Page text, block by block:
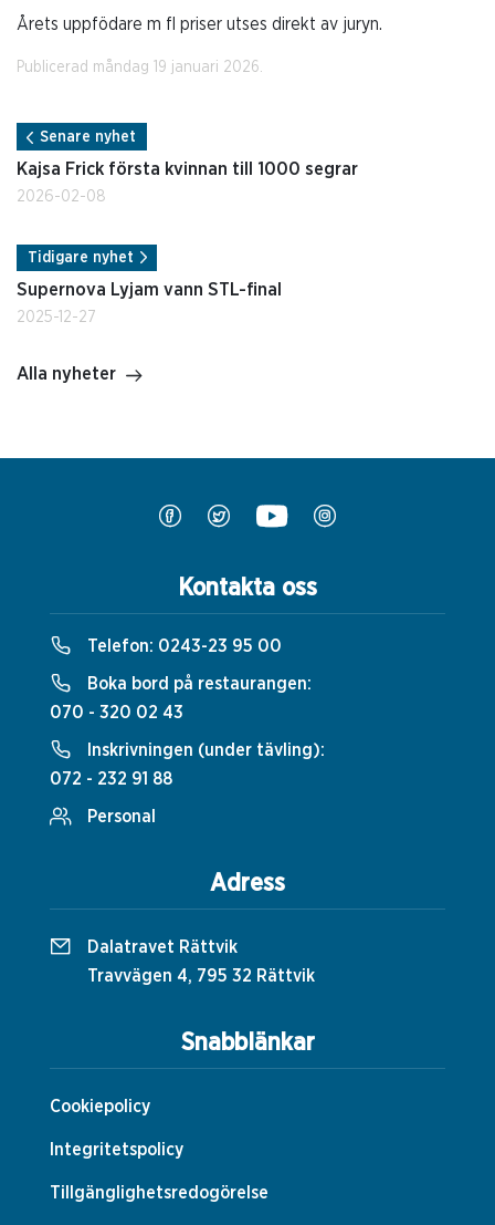
Årets uppfödare m fl priser utses direkt av juryn.
Publicerad måndag 19 januari 2026.
Senare nyhet
Kajsa Frick första kvinnan till 1000 segrar
2026-02-08
Tidigare nyhet
Supernova Lyjam vann STL-final
2025-12-27
Alla nyheter
Snabblänkar
Cookiepolicy
Integritetspolicy
Tillgänglighetsredogörelse
Kontakta oss
Telefon: 0243-23 95 00
Boka bord på restaurangen:
070 - 320 02 43
Inskrivningen (under tävling):
072 - 232 91 88
Personal
Adress
Dalatravet Rättvik
Travvägen 4, 795 32 Rättvik